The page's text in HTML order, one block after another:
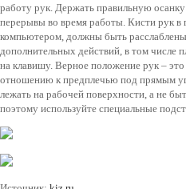
работу рук. Держать правильную
перерывы во время работы. Кисти рук в
компьютером, должны быть
дополнительных действий, в том числе
на клавишу. Верное положение рук –
отношению к предплечью под прямым
лежать на рабочей поверхности, а не
поэтому используйте специальные